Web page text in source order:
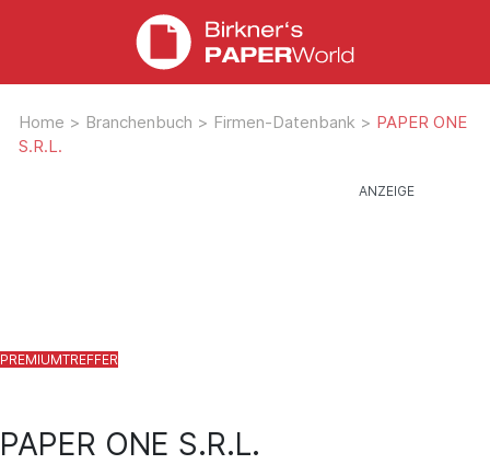
Home > Branchenbuch > Firmen-Datenbank > PAPER ONE
S.R.L.
PAPER ONE S.R.L.